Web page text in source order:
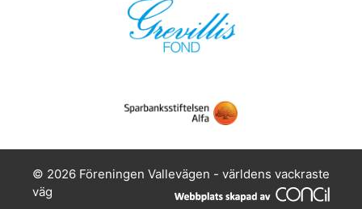
© 2026 Föreningen Vallevägen - världens vackraste
väg